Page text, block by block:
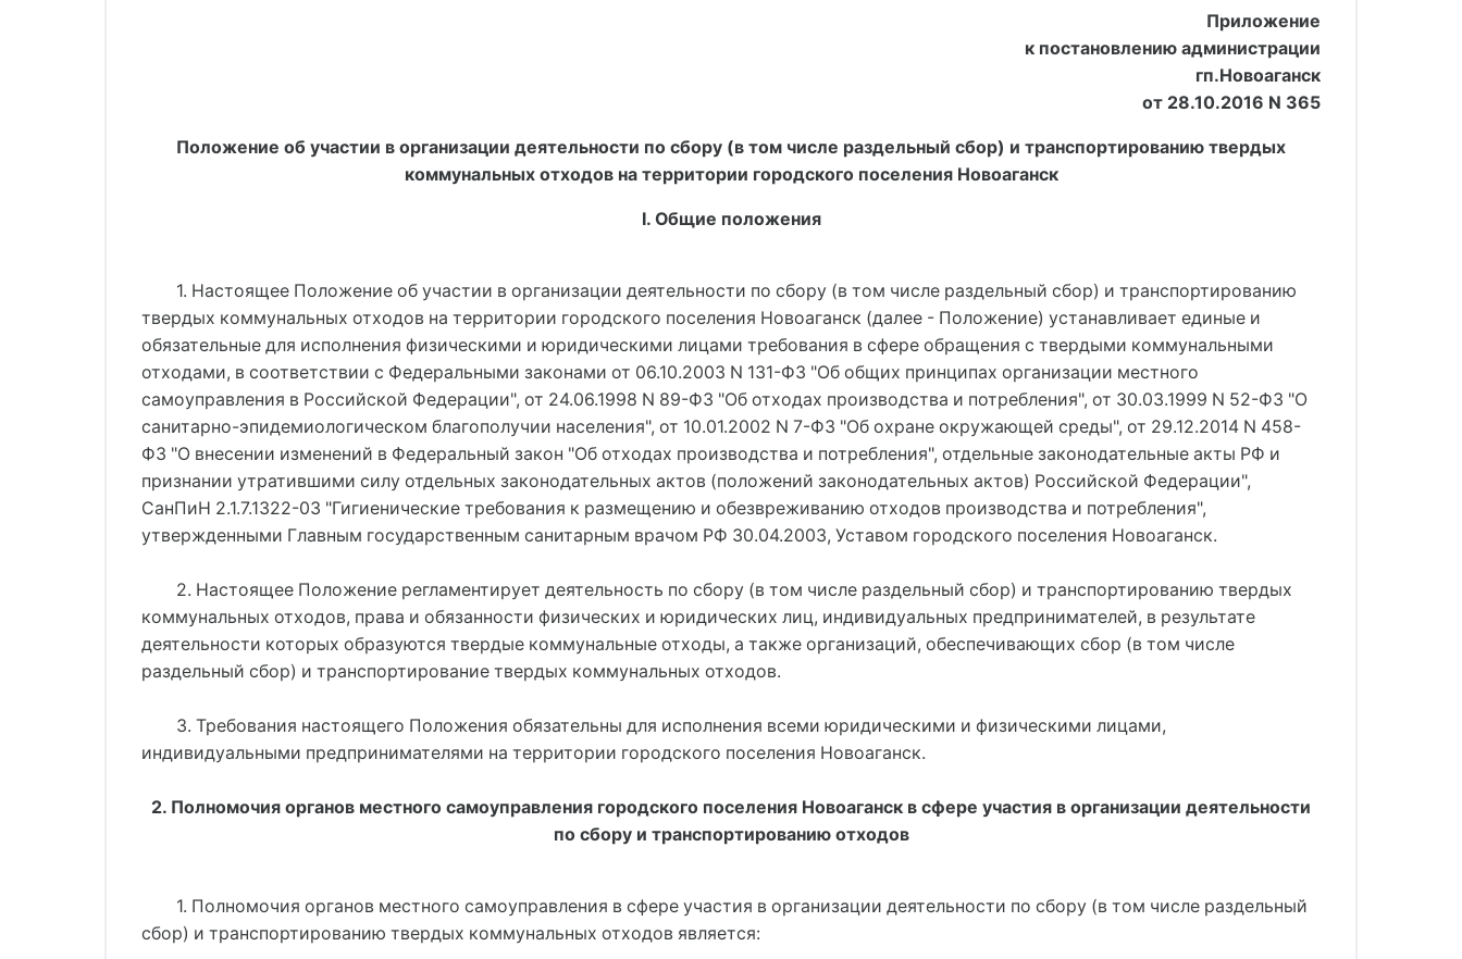
Приложение
к постановлению администрации
гп.Новоаганск
от 28.10.2016 N 365
Положение об участии в организации деятельности по сбору (в том числе раздельный сбор) и транспортированию твердых
коммунальных отходов на территории городского поселения Новоаганск
I. Общие положения
1. Настоящее Положение об участии в организации деятельности по сбору (в том числе раздельный сбор) и транспортированию
твердых коммунальных отходов на территории городского поселения Новоаганск (далее - Положение) устанавливает единые и
обязательные для исполнения физическими и юридическими лицами требования в сфере обращения с твердыми коммунальными
отходами, в соответствии с Федеральными законами от 06.10.2003 N 131-ФЗ "Об общих принципах организации местного
самоуправления в Российской Федерации", от 24.06.1998 N 89-ФЗ "Об отходах производства и потребления", от 30.03.1999 N 52-ФЗ "О
санитарно-эпидемиологическом благополучии населения", от 10.01.2002 N 7-ФЗ "Об охране окружающей среды", от 29.12.2014 N 458-
ФЗ "О внесении изменений в Федеральный закон "Об отходах производства и потребления", отдельные законодательные акты РФ и
признании утратившими силу отдельных законодательных актов (положений законодательных актов) Российской Федерации",
СанПиН 2.1.7.1322-03 "Гигиенические требования к размещению и обезвреживанию отходов производства и потребления",
утвержденными Главным государственным санитарным врачом РФ 30.04.2003, Уставом городского поселения Новоаганск.
2. Настоящее Положение регламентирует деятельность по сбору (в том числе раздельный сбор) и транспортированию твердых
коммунальных отходов, права и обязанности физических и юридических лиц, индивидуальных предпринимателей, в результате
деятельности которых образуются твердые коммунальные отходы, а также организаций, обеспечивающих сбор (в том числе
раздельный сбор) и транспортирование твердых коммунальных отходов.
3. Требования настоящего Положения обязательны для исполнения всеми юридическими и физическими лицами,
индивидуальными предпринимателями на территории городского поселения Новоаганск.
2. Полномочия органов местного самоуправления городского поселения Новоаганск в сфере участия в организации деятельности
по сбору и транспортированию отходов
1. Полномочия органов местного самоуправления в сфере участия в организации деятельности по сбору (в том числе раздельный
сбор) и транспортированию твердых коммунальных отходов является: